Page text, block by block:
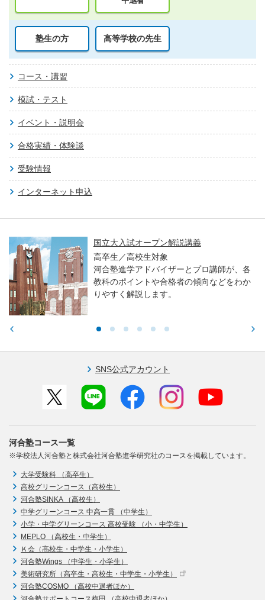
塾生の方 高等学校の先生
コース・講習
模試・テスト
イベント・説明会
合格実績・体験談
受験情報
インターネット申込
国立大入試オープン解説講義
高卒生／高校生対象
河合塾進学アドバイザーとプロ講師が、各
教科のポイントや合格者の傾向などをわか
りやすく解説します。
SNS公式アカウント
河合塾コース一覧
※学校法人河合塾と株式会社河合塾進学研究社のコースを掲載しています。
大学受験科 （高卒生）
高校グリーンコース（高校生）
河合塾SINKA （高校生）
中学グリーンコース 中高一貫 （中学生）
小学・中学グリーンコース 高校受験 （小・中学生）
MEPLO （高校生・中学生）
Ｋ会（高校生・中学生・小学生）
河合塾Wings （中学生・小学生）
美術研究所（高卒生・高校生・中学生・小学生）
河合塾COSMO （高校中退者ほか）